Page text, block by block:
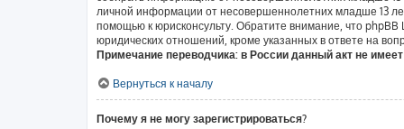
личной информации от несовершеннолетних младше 13
помощью к юрисконсульту. Обратите внимание, что
юридических отношений, кроме указанных в ответе на
Примечание переводчика: в России данный акт не
Вернуться к началу
Почему я не могу зарегистрироваться?